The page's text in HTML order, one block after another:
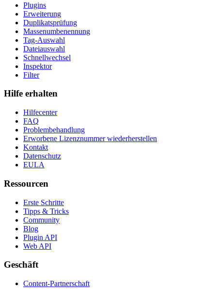
Plugins
Erweiterung
Duplikatsprüfung
Massenumbenennung
Tag-Auswahl
Dateiauswahl
Schnellwechsel
Inspektor
Filter
Hilfe erhalten
Hilfecenter
FAQ
Problembehandlung
Erworbene Lizenznummer wiederherstellen
Kontakt
Datenschutz
EULA
Ressourcen
Erste Schritte
Tipps & Tricks
Community
Blog
Plugin API
Web API
Geschäft
Content-Partnerschaft